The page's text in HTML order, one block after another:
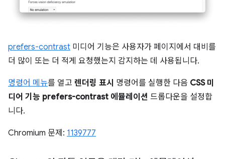
prefers-contrast 미디어 기능은 사용자가 페이지에서 대비를
더 많이 또는 더 적게 요청했는지 감지하는 데 사용됩니다.
명령어 메뉴를 열고 렌더링 표시 명령어를 실행한 다음 CSS 미
디어 기능 prefers-contrast 에뮬레이션 드롭다운을 설정합
니다.
Chromium 문제: 1139777